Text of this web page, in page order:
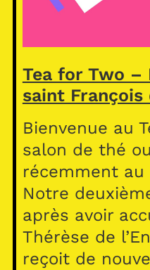
Tea for Two
saint François
Bienvenue au
salon de thé
récemment au
Notre
après avoir
Thérèse de
reçoit de